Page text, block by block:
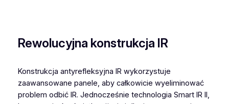
Rewolucyjna konstrukcja IR
Konstrukcja antyrefleksyjna IR wykorzystuje
zaawansowane panele, aby całkowicie wyeliminować
problem odbić IR. Jednocześnie technologia Smart IR II,